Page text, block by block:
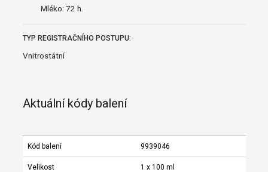
Mléko: 72 h.
TYP REGISTRAČNÍHO POSTUPU:
Vnitrostátní
Aktuální kódy balení
Kód balení 9939046
Velikost 1 x 100 ml